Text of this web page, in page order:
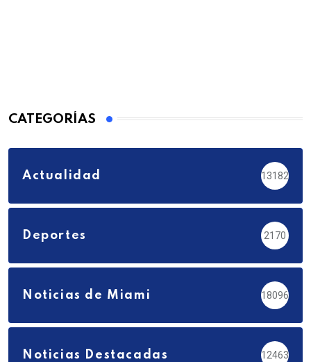
CATEGORÍAS
Actualidad 13182
Deportes 2170
Noticias de Miami 18096
Noticias Destacadas 12463